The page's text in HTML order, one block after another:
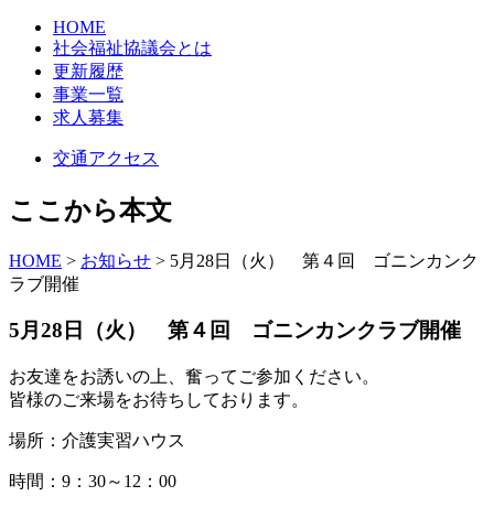
HOME
社会福祉協議会とは
更新履歴
事業一覧
求人募集
交通アクセス
ここから本文
HOME > お知らせ > 5月28日（火） 第４回 ゴニンカンク
ラブ開催
5月28日（火） 第４回 ゴニンカンクラブ開催
お友達をお誘いの上、奮ってご参加ください。
皆様のご来場をお待ちしております。
場所：介護実習ハウス
時間：9：30～12：00